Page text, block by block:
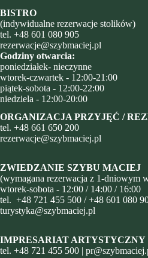
BISTRO
(indywidualne rezerwacje stolików)
tel. +48 601 080 905
rezerwacje@szybmaciej.pl
Godziny otwarcia:
poniedziałek- nieczynne
wtorek-czwartek - 12:00-21:00
piątek-sobota - 12:00-22:00
niedziela - 12:00-20:00
ORGANIZACJA PRZYJĘĆ /
tel. +48 661 650 200
rezerwacje@szybmaciej.pl
ZWIEDZANIE SZYBU MACIEJ
(wymagana rezerwacja z 1-dniowym
wtorek-sobota - 12:00 / 14:00 / 16:00
tel. +48 721 455 500 /+48 601 080
turystyka@szybmaciej.pl
IMPRESARIAT ARTYSTYCZNY
tel. +48 721 455 500 |